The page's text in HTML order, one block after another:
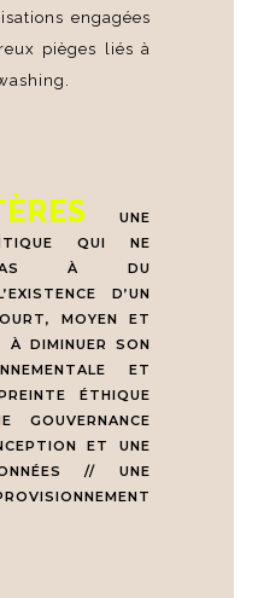
engagées
pièges liés à
UNE
QUI NE
PAS À DU
D’UN
MOYEN ET
À DIMINUER SON
ET
ÉTHIQUE
ET UNE
// UNE